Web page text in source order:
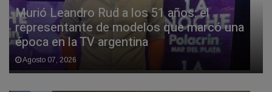
Murió Leandro Rud a los 51 años: el
representante de modelos que marcó una
época en la TV argentina
Agosto 07, 2026